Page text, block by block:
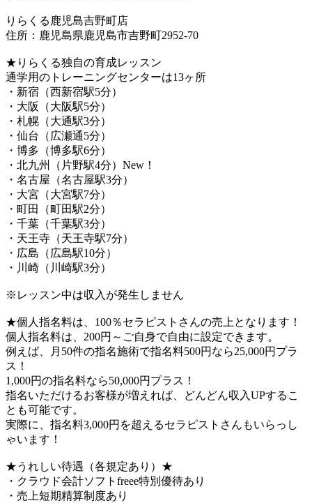
りらくる鹿児島吉野町店
住所：鹿児島県鹿児島市吉野町2952-70
★りらくる独自の育成レッスン
通学用のトレーニングセンターは13ヶ所
・新宿（西新宿駅5分）
・大阪（大阪駅5分）
・札幌（大通駅3分）
・仙台（広瀬通5分）
・博多（博多駅6分）
・北九州（片野駅4分）New！
・名古屋（名古屋駅3分）
・大宮（大宮駅7分）
・町田（町田駅2分）
・千葉（千葉駅3分）
・天王寺（天王寺駅7分）
・広島（広島駅10分）
・川崎（川崎駅3分）
※レッスン中は収入が発生しません
★個人指名料は、100％セラピストさんの売上となります！
個人指名料は、200円～ご自身で自由に設定できます。
例えば、月50件の指名施術で指名料500円なら25,000円プラ
ス！
1,000円の指名料なら50,000円プラス！
指名いただけるお客様が増えれば、どんどん収入UPするこ
とも可能です。
実際に、指名料3,000円を超えるセラピストさんもいらっし
ゃいます！
★うれしい待遇（各規定あり）★
・クラウド会計ソフトfreee特別優待あり
・売上短期精算制度あり